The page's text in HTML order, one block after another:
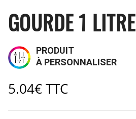
GOURDE 1 LITRE
PRODUIT
À PERSONNALISER
5.04€ TTC